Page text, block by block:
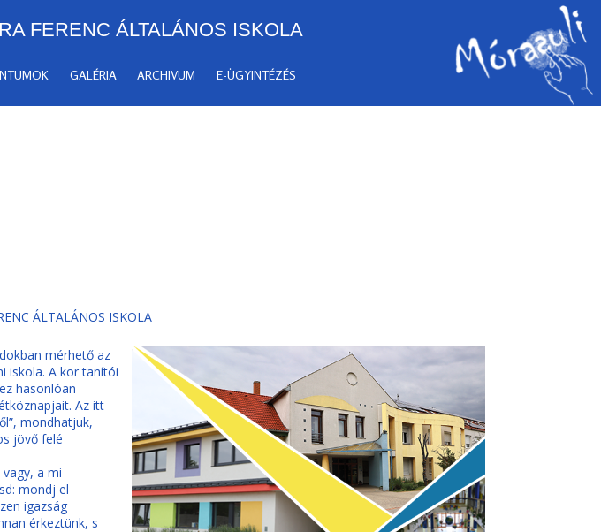
GALÉRIA ARCHIVUM E-ÜGYINTÉZÉS
FERENC ÁLTALÁNOS ISKOLA
ÁLTALÁNOS ISKOLA
mérhető az
iskola. A kor tanítói
hasonlóan
Az itt
mondhatjuk,
jövő felé
a mi
mondj el
igazság
érkeztünk, s